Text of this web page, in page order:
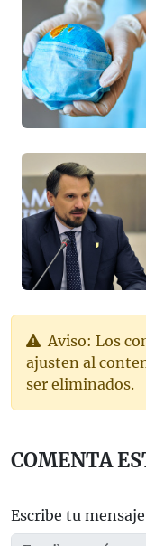
Aviso: Los
ajusten al
ser eliminados.
COMENTA
Escribe tu mensaje